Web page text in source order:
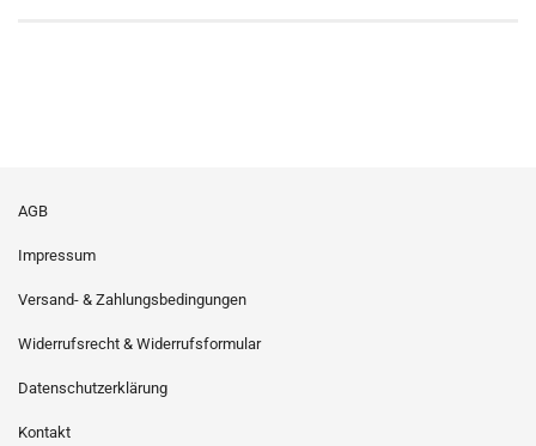
AGB
Impressum
Versand- & Zahlungsbedingungen
Widerrufsrecht & Widerrufsformular
Datenschutzerklärung
Kontakt